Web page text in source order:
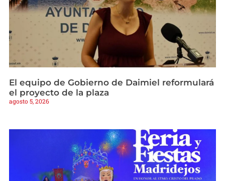
El equipo de Gobierno de Daimiel reformulará
el proyecto de la plaza
agosto 5, 2026